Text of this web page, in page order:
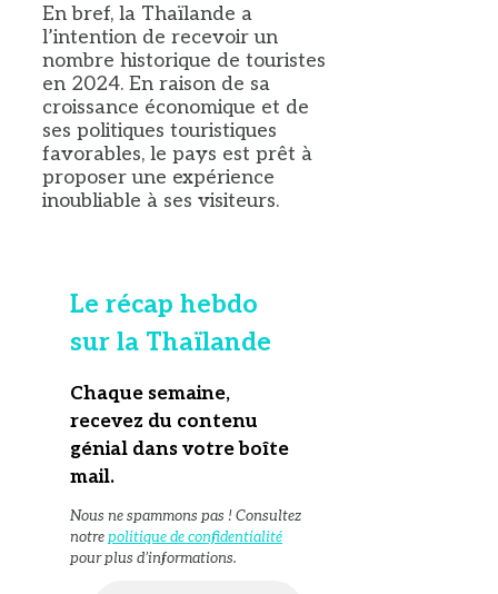
En bref, la Thaïlande a
l’intention de recevoir un
nombre historique de touristes
en 2024. En raison de sa
croissance économique et de
ses politiques touristiques
favorables, le pays est prêt à
proposer une expérience
inoubliable à ses visiteurs.
Le récap hebdo
sur la Thaïlande
Chaque semaine,
recevez du contenu
génial dans votre boîte
mail.
Nous ne spammons pas ! Consultez
notrepolitique de confidentialité
pour plus d’informations.